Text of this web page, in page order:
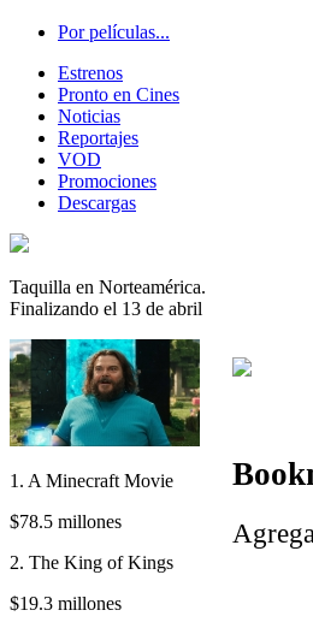
Por películas...
Estrenos
Pronto en Cines
Noticias
Reportajes
VOD
Promociones
Descargas
Taquilla en Norteamérica.
Finalizando el 13 de abril
1. A Minecraft Movie
$78.5 millones
2. The King of Kings
$19.3 millones